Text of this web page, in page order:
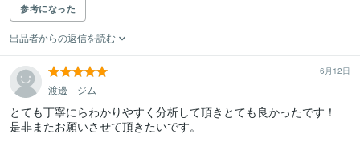
参考になった
出品者からの返信を読む
6月12日
渡邊 ジム
とても丁寧にらわかりやすく分析して頂きとても良かったです！
是非またお願いさせて頂きたいです。